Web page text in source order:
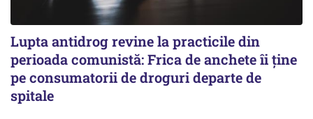
Lupta antidrog revine la practicile din
perioada comunistă: Frica de anchete îi ține
pe consumatorii de droguri departe de
spitale